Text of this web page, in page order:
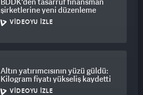
şirketlerine yeni düzenleme
VIDEOYU İZLE
Altın yatırımcısının yüzü güldü:
Kilogram fiyatı yükseliş kaydetti
VIDEOYU İZLE